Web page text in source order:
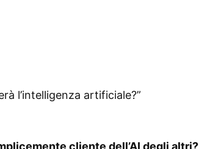
l’intelligenza artificiale?”
cliente dell’AI degli altri?